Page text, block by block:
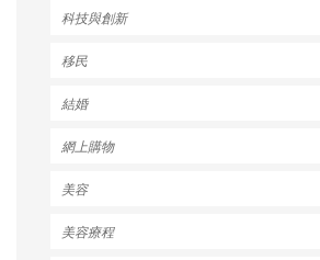
科技與創新
移民
結婚
網上購物
美容
美容療程